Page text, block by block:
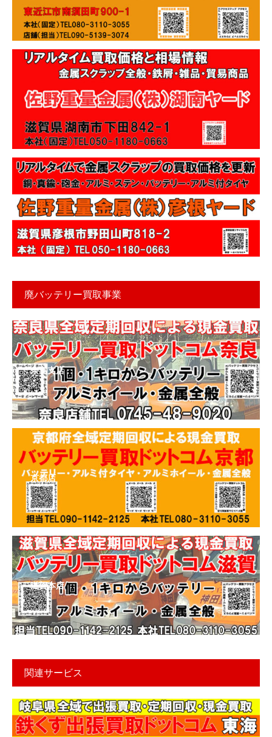
廃バッテリー買取事業
奈良支店
京都店
滋賀本店
関連サービス